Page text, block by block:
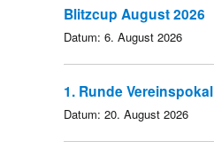
Blitzcup August 2026
Datum: 6. August 2026
1. Runde Vereinspokal
Datum: 20. August 2026